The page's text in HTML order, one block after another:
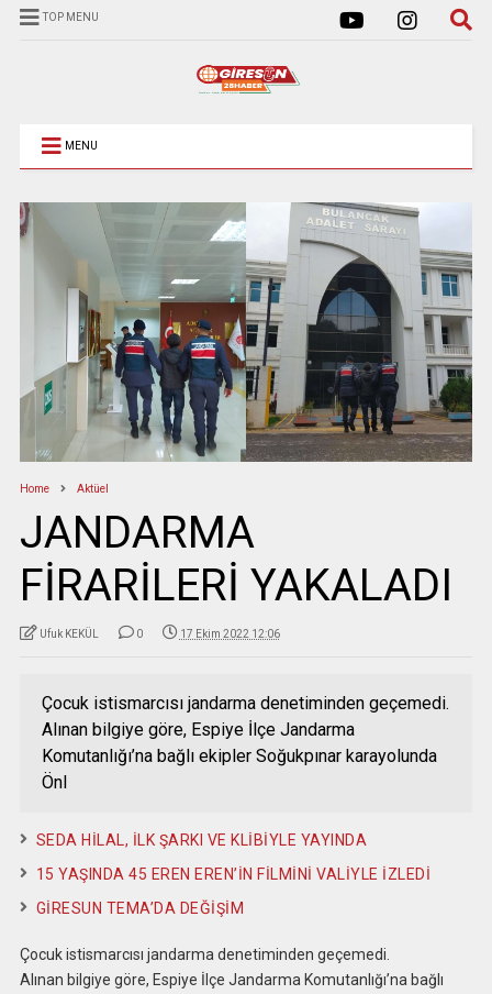
TOP MENU
MENU
Home Aktüel
JANDARMA
FİRARİLERİ YAKALADI
Ufuk KEKÜL 0 17 Ekim 2022 12:06
Çocuk istismarcısı jandarma denetiminden geçemedi.
Alınan bilgiye göre, Espiye İlçe Jandarma
Komutanlığı’na bağlı ekipler Soğukpınar karayolunda
Önl
SEDA HİLAL, İLK ŞARKI VE KLİBİYLE YAYINDA
15 YAŞINDA 45 EREN EREN’İN FİLMİNİ VALİYLE İZLEDİ
GİRESUN TEMA’DA DEĞİŞİM
Çocuk istismarcısı jandarma denetiminden geçemedi.
Alınan bilgiye göre, Espiye İlçe Jandarma Komutanlığı’na bağlı